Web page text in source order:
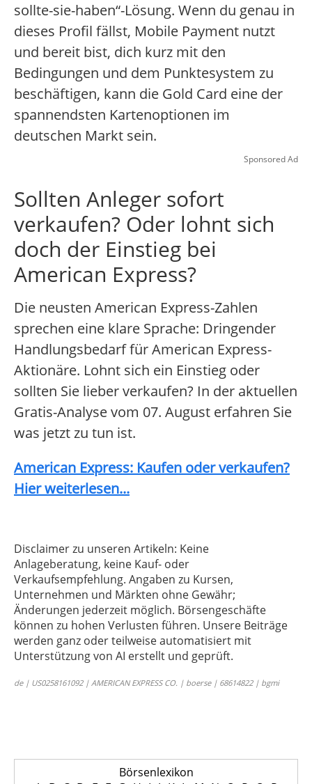
sollte-sie-haben“-Lösung. Wenn du genau in
dieses Profil fällst, Mobile Payment nutzt
und bereit bist, dich kurz mit den
Bedingungen und dem Punktesystem zu
beschäftigen, kann die Gold Card eine der
spannendsten Kartenoptionen im
deutschen Markt sein.
Sponsored Ad
Sollten Anleger sofort
verkaufen? Oder lohnt sich
doch der Einstieg bei
American Express?
Die neusten American Express-Zahlen
sprechen eine klare Sprache: Dringender
Handlungsbedarf für American Express-
Aktionäre. Lohnt sich ein Einstieg oder
sollten Sie lieber verkaufen? In der aktuellen
Gratis-Analyse vom 07. August erfahren Sie
was jetzt zu tun ist.
American Express: Kaufen oder verkaufen?
Hier weiterlesen...
Disclaimer zu unseren Artikeln: Keine
Anlageberatung, keine Kauf- oder
Verkaufsempfehlung. Angaben zu Kursen,
Unternehmen und Märkten ohne Gewähr;
Änderungen jederzeit möglich. Börsengeschäfte
können zu hohen Verlusten führen. Unsere Beiträge
werden ganz oder teilweise automatisiert mit
Unterstützung von AI erstellt und geprüft.
de | US0258161092 | AMERICAN EXPRESS CO. | boerse | 68614822 | bgmi
Börsenlexikon